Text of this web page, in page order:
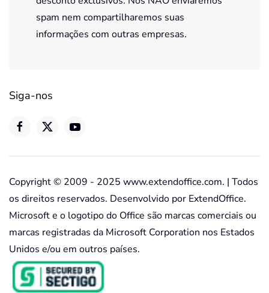
spam nem compartilharemos suas
informações com outras empresas.
Siga-nos
Copyright © 2009 - 2025 www.extendoffice.com. | Todos
os direitos reservados. Desenvolvido por ExtendOffice.
Microsoft e o logotipo do Office são marcas comerciais ou
marcas registradas da Microsoft Corporation nos Estados
Unidos e/ou em outros países.